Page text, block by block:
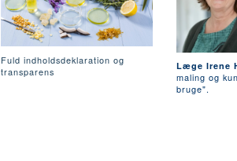
Fuld indholdsdeklaration og
transparens
Læge Irene
maling og
bruge".